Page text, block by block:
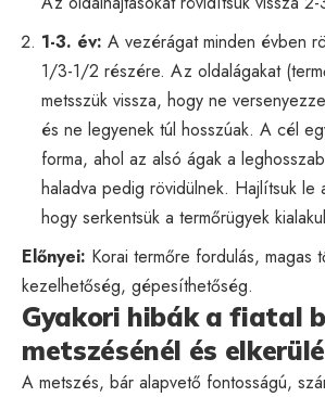
1-3. év: A vezérágat minden évben
1/3-1/2 részére. Az oldalágakat
metsszük vissza, hogy ne
és ne legyenek túl hosszúak. A cél
forma, ahol az alsó ágak a
haladva pedig rövidülnek. Hajlítsuk le
hogy serkentsük a termőrügyek
Előnyei: Korai termőre fordulás, magas
kezelhetőség, gépesíthetőség.
Gyakori hibák a fiatal
metszésénél és
A metszés, bár alapvető fontosságú,